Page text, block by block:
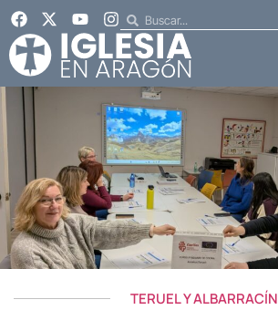
TERUEL Y ALBARRACÍN